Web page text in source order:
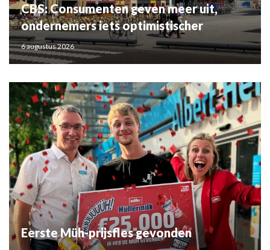
CBS: Consumenten geven meer uit,
ondernemers iets optimistischer
6 augustus 2026
Eerste Müh-prijsfles gevonden